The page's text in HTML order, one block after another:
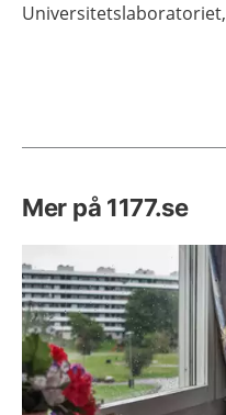
Universitetslaboratoriet,
Mer på 1177.se